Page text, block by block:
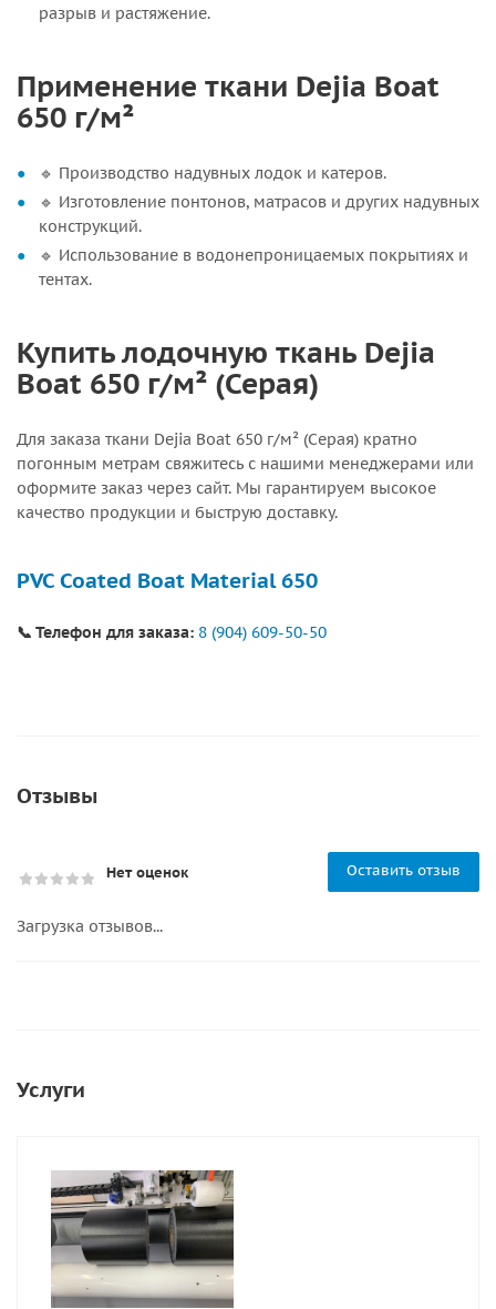
разрыв и растяжение.
Применение ткани Dejia Boat
650 г/м²
🔹 Производство надувных лодок и катеров.
🔹 Изготовление понтонов, матрасов и других надувных
конструкций.
🔹 Использование в водонепроницаемых покрытиях и
тентах.
Купить лодочную ткань Dejia
Boat 650 г/м² (Серая)
Для заказа ткани Dejia Boat 650 г/м² (Серая) кратно
погонным метрам свяжитесь с нашими менеджерами или
оформите заказ через сайт. Мы гарантируем высокое
качество продукции и быструю доставку.
PVC Coated Boat Material 650
📞 Телефон для заказа: 8 (904) 609-50-50
Отзывы
Нет оценок Оставить отзыв
Загрузка отзывов...
Услуги